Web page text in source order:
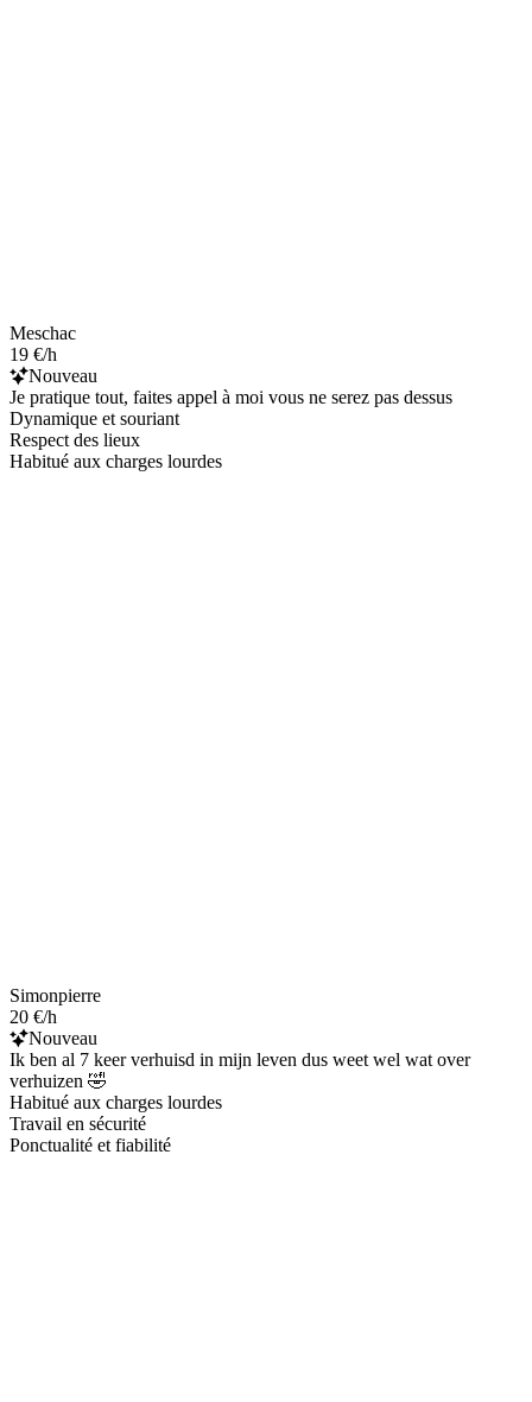
Meschac
19 €/h
Nouveau
Je pratique tout, faites appel à moi vous ne serez pas dessus
Dynamique et souriant
Respect des lieux
Habitué aux charges lourdes
Simonpierre
20 €/h
Nouveau
Ik ben al 7 keer verhuisd in mijn leven dus weet wel wat over
verhuizen 🤣
Habitué aux charges lourdes
Travail en sécurité
Ponctualité et fiabilité